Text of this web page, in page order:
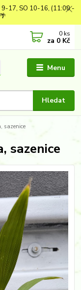
9-17, SO 10-16, (11:00 -
Menu
Hledat
0 ks
za 0 Kč
sazenice
sazenice